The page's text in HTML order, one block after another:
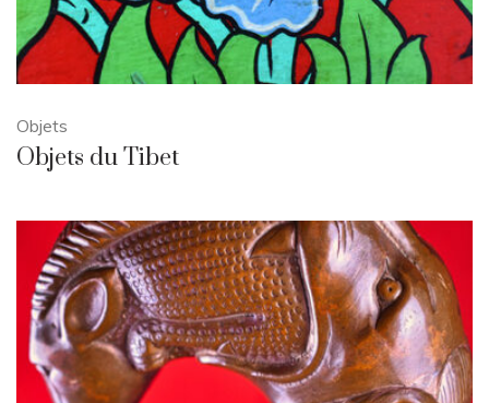
Objets
Objets du Tibet